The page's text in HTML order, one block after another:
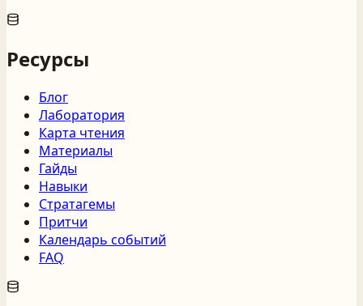
Ресурсы
Блог
Лаборатория
Карта чтения
Материалы
Гайды
Навыки
Стратагемы
Притчи
Календарь событий
FAQ